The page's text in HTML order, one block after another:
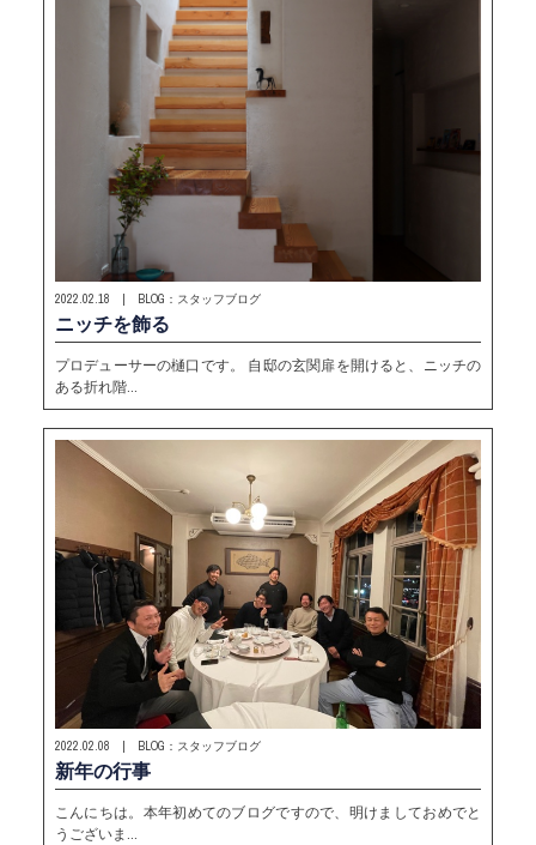
2022.02.18 | BLOG：スタッフブログ
ニッチを飾る
プロデューサーの樋口です。 自邸の玄関扉を開けると、ニッチの
ある折れ階…
2022.02.08 | BLOG：スタッフブログ
新年の行事
こんにちは。本年初めてのブログですので、明けましておめでと
うございま…